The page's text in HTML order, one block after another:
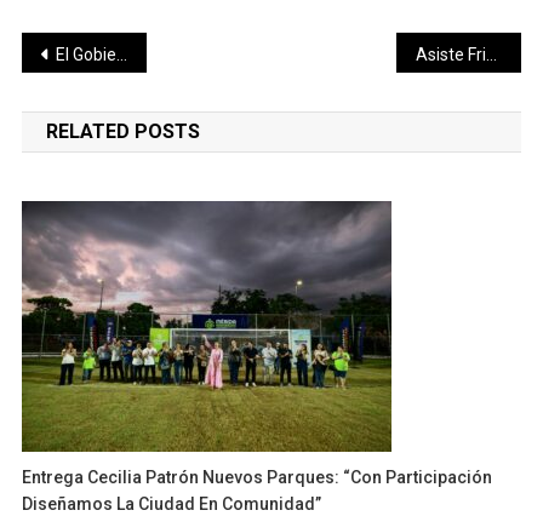
Navegación
de
entradas
El Gobierno Estatal anuncia ajustes para hacer más eficientes los servicios a las y los yucatecos
RELATED POSTS
Entrega Cecilia Patrón Nuevos Parques: “Con Participación
Diseñamos La Ciudad En Comunidad”